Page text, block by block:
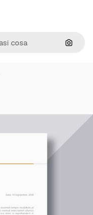
Cerca